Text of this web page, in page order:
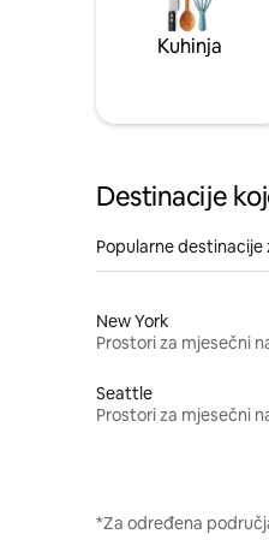
Kuhinja
Destinacije
Popularne destinacije
New York
Prostori za mjesečni
Seattle
Prostori za mjesečni
*Za određena